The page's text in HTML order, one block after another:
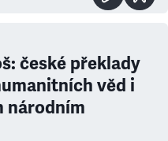
české překlady
věd i
národním